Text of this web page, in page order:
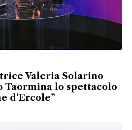
Valeria Solarino
Taormina lo spettacolo
d’Ercole”